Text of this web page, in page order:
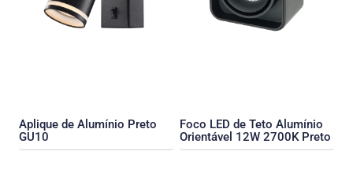
Aplique de Alumínio Preto
GU10
Foco LED de Teto Alumínio
Orientável 12W 2700K Preto